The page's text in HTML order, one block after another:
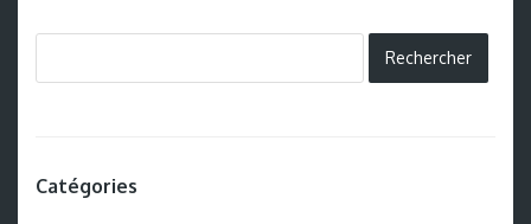
Catégories